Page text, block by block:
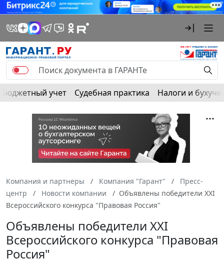
Бюджетный учет Судебная практика Налоги и
Компания и партнеры Компания "Гарант"
Пресс-
центр
Новости компании
Объявлены победители XXI
Всероссийского конкурса "Правовая Россия"
Объявлены победители XXI
Всероссийского конкурса "Правовая
Россия"